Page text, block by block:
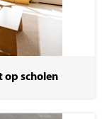
op scholen